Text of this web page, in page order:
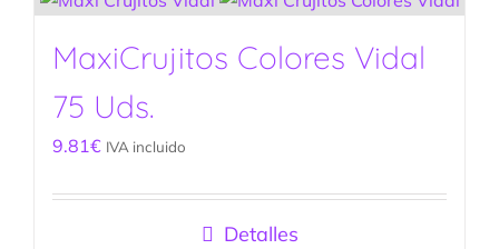
MaxiCrujitos Colores Vidal
75 Uds.
9.81€ IVA incluido
Detalles